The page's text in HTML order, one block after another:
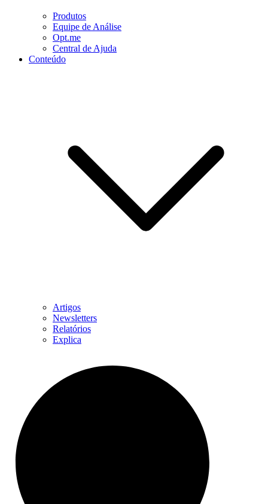
Produtos
Equipe de Análise
Opt.me
Central de Ajuda
Conteúdo
Artigos
Newsletters
Relatórios
Explica